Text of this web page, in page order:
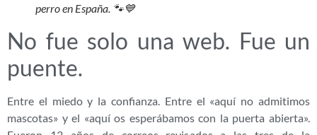
perro en España. 🐾💙
No fue solo una web. Fue un
puente.
Entre el miedo y la confianza. Entre el «aquí no admitimos
mascotas» y el «aquí os esperábamos con la puerta abierta».